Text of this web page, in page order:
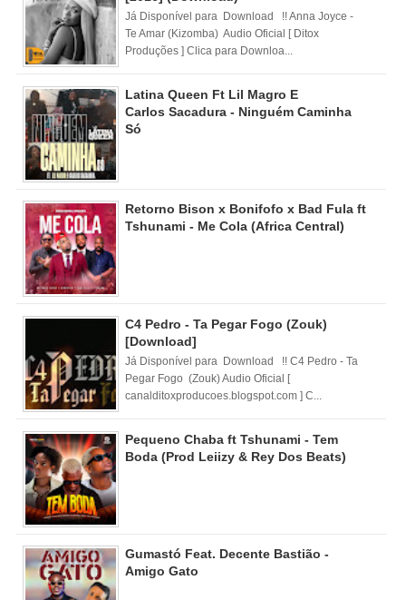
Já Disponível para Download !! Anna Joyce -
Te Amar (Kizomba) Audio Oficial [ Ditox
Produções ] Clica para Downloa...
Latina Queen Ft Lil Magro E
Carlos Sacadura - Ninguém Caminha
Só
Retorno Bison x Bonifofo x Bad Fula ft
Tshunami - Me Cola (Africa Central)
C4 Pedro - Ta Pegar Fogo (Zouk)
[Download]
Já Disponível para Download !! C4 Pedro - Ta
Pegar Fogo (Zouk) Audio Oficial [
canalditoxproducoes.blogspot.com ] C...
Pequeno Chaba ft Tshunami - Tem
Boda (Prod Leiizy & Rey Dos Beats)
Gumastó Feat. Decente Bastião -
Amigo Gato